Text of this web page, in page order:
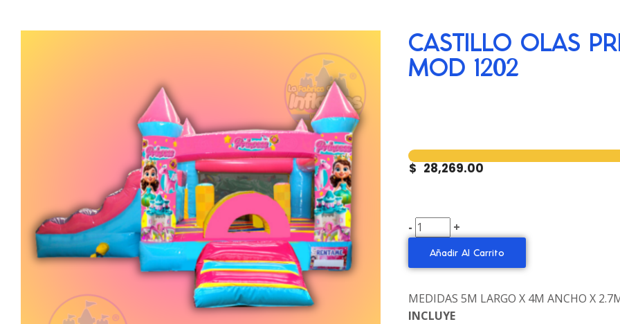
CASTILLO OLAS
MOD 1202
$ 28,269.00
- +
Añadir Al Carrito
MEDIDAS 5M LARGO X 4M ANCHO X
INCLUYE